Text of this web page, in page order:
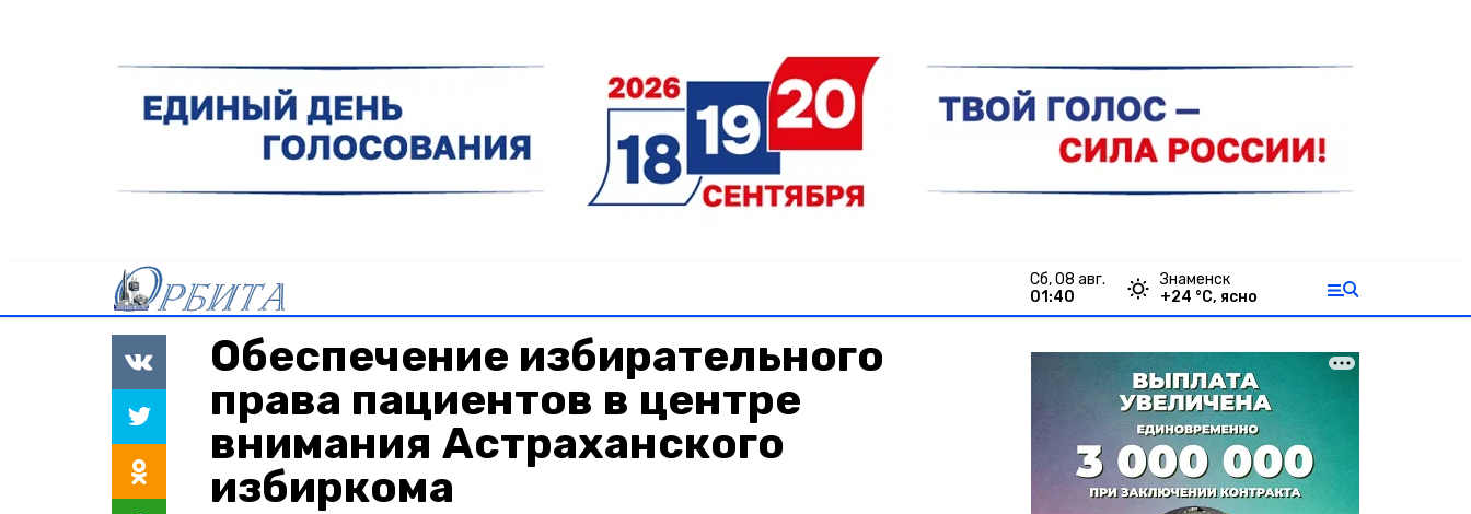
сб, 08 авг.
01:40
Знаменск
+24 °С, ясно
Обеспечение избирательного
права пациентов в центре
внимания Астраханского
избиркома